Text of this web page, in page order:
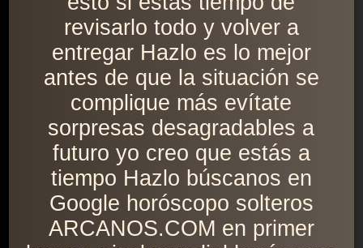
revisarlo todo y volver a
entregar Hazlo es lo mejor
antes de que la situación se
complique más evítate
sorpresas desagradables a
futuro yo creo que estás a
tiempo Hazlo búscanos en
Google horóscopo solteros
ARCANOS.COM en primer